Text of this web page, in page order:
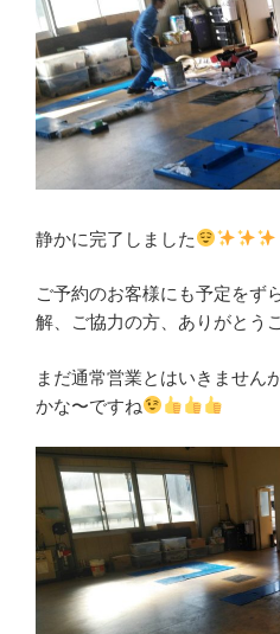
静かに完了しました
ご予約のお客様にも予定をず
解、ご協力の方、ありがとう
まだ通常営業とはいきません
かな〜ですね